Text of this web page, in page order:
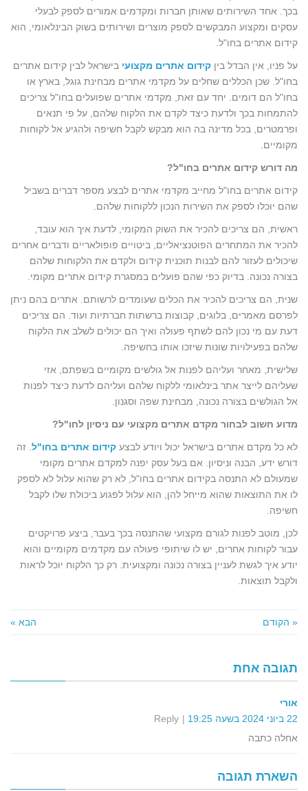
בכך. אחד השירותים שאותן חברות ומקדמים אמורים לספק לבעלי
עסקים ומקצוע המבקשים לספק מוצרים ושירותים בשוק הבינלאומי, הוא
קידום אתרים בחו"ל.
על פניו, אין הבדל בין קידום אתרים מקצועי בישראל לבין קידום אתרים
בחו"ל. שכן הכללים שחלים על מקדמי אתרים מבחינת גוגל, בארץ או
בחו"ל הם דומים. יחד עם זאת, מקדמי אתרים שפועלים בחו"ל צריכים
להתמחות בכך ולדעת כיצד לקדם את הלקוח שלהם, על פי תנאים
ופרמטרים, בכל מדינה בה הוא מבקש לקבל חשיפה ולהגיע אל לקוחות
מקומיים.
מה דורש קידום אתרים בחו"ל?
קידום אתרים בחו"ל מחייב מקדמי אתרים לבצע מספר דברים בשביל
שהם יוכלו לספק את השירות הנכון ללקוחות שלהם.
ראשית, הם צריכים להכיר את השוק המקומי, לדעת איך הוא עובד,
להכיר את המתחרים הפוטנציאליים, ביטויים פופולאריים ודברים אחרים
שיכולים לעזור להם לבנות תוכנית קידום ולקדם את הלקוחות שלהם
בצורה נכונה. בדיוק כפי שהם פועלים במסגרת קידום אתרים מקומי.
שנית, הם צריכים להכיר את הכלים שעומדים לרשותם. אתרים בהם ניתן
לפרסם מאמרים, בלוגים, קבוצות ברשתות חברתיות ועוד. הם צריכים
דעת עם מי נכון להם לשתף פעולה ואיך הם יכולים לשלב את הלקוח
שלהם בפעילויות שונות שיזכו אותו בחשיפה.
שלישית, מאחר ועליהם לפנות אל גולשים מקומיים בשפתם, אזי
שעליהם לייצר אתר בינלאומי ללקוח שלהם ועליהם לדעת כיצד לפנות
אל הגולשים בצורה נכונה, מבחינת שפה וסגנון.
מדוע חשוב לבחור מקדם אתרים מקצועי עם ניסיון לחו"ל?
לא כל מקדם אתרים בישראל יכול ויודע לבצע קידום אתרים בחו"ל. זה
דורש ידע, הבנה וניסיון. אם בעל עסק יפנה למקדם אתרים מקומי
שמעולם לא התנסה בקידום אתרים בחו"ל, לא רק שהוא עלול לא לספק
לו את התוצאות שהוא מייחל להן, הוא עלול לפגוע ביכולת שלו לקבל
חשיפה.
לכן, מוטב לפנות לגורם מקצועי שהתנסה בכך בעבר, ביצע פרויקטים
עבור לקוחות אחרים, יש לו שיתופי פעולה עם מקדמים מקומיים והוא
יודע איך לגשת לעניין בצורה נכונה ומקצועית. רק כך הלקוח יוכל לראות
ולקבל תוצאות.
« הקודם הבא »
תגובה אחת
אורי
22 ביוני 2024 בשעה 19:25
Reply
אחלה כתבה
השארת תגובה